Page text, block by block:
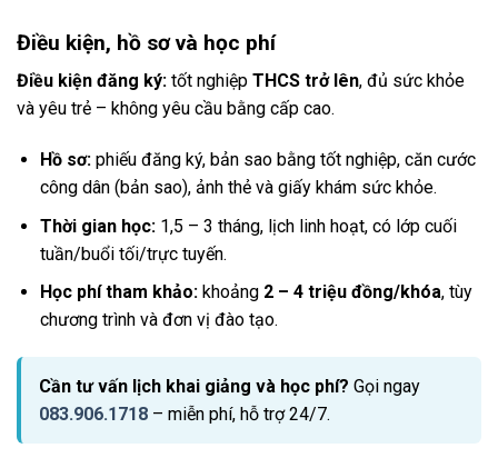
Điều kiện, hồ sơ và học phí
Điều kiện đăng ký: tốt nghiệp THCS trở lên, đủ sức khỏe
và yêu trẻ – không yêu cầu bằng cấp cao.
Hồ sơ:phiếu đăng ký, bản sao bằng tốt nghiệp, căn cước
công dân (bản sao), ảnh thẻ và giấy khám sức khỏe.
Thời gian học:1,5 – 3 tháng, lịch linh hoạt, có lớp cuối
tuần/buổi tối/trực tuyến.
Học phí tham khảo:khoảng 2 – 4 triệu đồng/khóa, tùy
chương trình và đơn vị đào tạo.
Cần tư vấn lịch khai giảng và học phí? Gọi ngay
083.906.1718 – miễn phí, hỗ trợ 24/7.